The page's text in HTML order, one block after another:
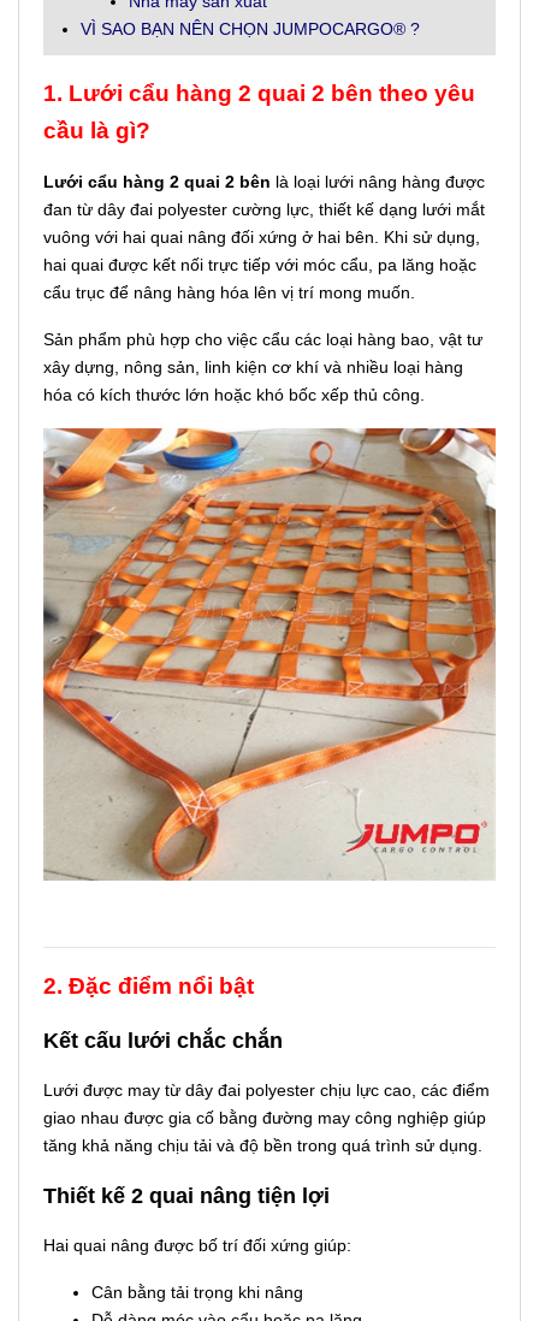
VÌ SAO BẠN NÊN CHỌN JUMPOCARGO® ?
1. Lưới cẩu hàng 2 quai 2 bên theo yêu
cầu là gì?
Lưới cẩu hàng 2 quai 2 bên là loại lưới nâng hàng được
đan từ dây đai polyester cường lực, thiết kế dạng lưới mắt
vuông với hai quai nâng đối xứng ở hai bên. Khi sử dụng,
hai quai được kết nối trực tiếp với móc cẩu, pa lăng hoặc
cẩu trục để nâng hàng hóa lên vị trí mong muốn.
Sản phẩm phù hợp cho việc cẩu các loại hàng bao, vật tư
xây dựng, nông sản, linh kiện cơ khí và nhiều loại hàng
hóa có kích thước lớn hoặc khó bốc xếp thủ công.
2. Đặc điểm nổi bật
Kết cấu lưới chắc chắn
Lưới được may từ dây đai polyester chịu lực cao, các điểm
giao nhau được gia cố bằng đường may công nghiệp giúp
tăng khả năng chịu tải và độ bền trong quá trình sử dụng.
Thiết kế 2 quai nâng tiện lợi
Hai quai nâng được bố trí đối xứng giúp:
Cân bằng tải trọng khi nâng